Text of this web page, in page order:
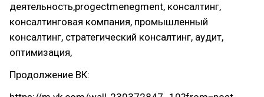
деятельность,progectmenegment, консалтинг,
консалтинговая компания, промышленный
консалтинг, стратегический консалтинг, аудит,
оптимизация,
Продолжение ВК: